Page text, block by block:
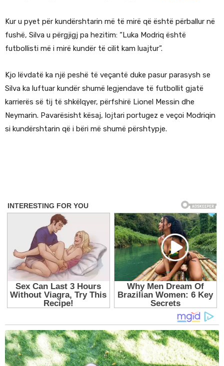
Kur u pyet për kundërshtarin më të mirë që është përballur në
fushë, Silva u përgjigj pa hezitim: “Luka Modriq është
futbollisti më i mirë kundër të cilit kam luajtur”.
Kjo lëvdatë ka një peshë të veçantë duke pasur parasysh se
Silva ka luftuar kundër shumë legjendave të futbollit gjatë
karrierës së tij të shkëlqyer, përfshirë Lionel Messin dhe
Neymarin. Pavarësisht kësaj, lojtari portugez e veçoi Modriqin
si kundërshtarin që i bëri më shumë përshtypje.